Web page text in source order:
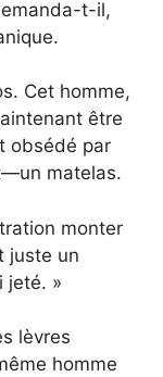
t-il,
Cet homme,
être
obsédé par
matelas.
monter
juste un
jeté. »
lèvres
homme